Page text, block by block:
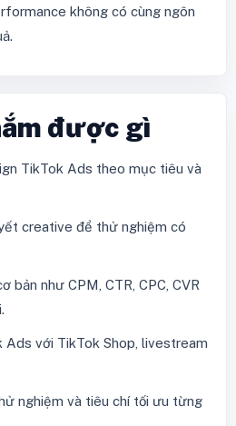
không có cùng ngôn
được gì
TikTok Ads theo mục tiêu và
creative để thử nghiệm có
bản như CPM, CTR, CPC, CVR
Ads với TikTok Shop, livestream
nghiệm và tiêu chí tối ưu từng